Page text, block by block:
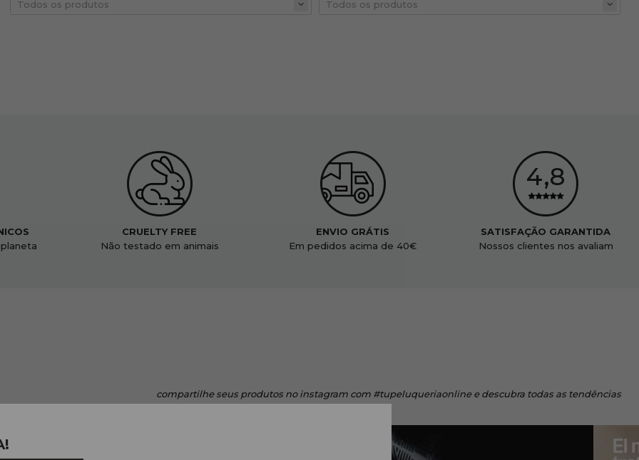
CRUELTY FREE
Não testado em animais
ENVIO GRÁTIS
Em pedidos acima de 40€
SATISFAÇÃO GARANTIDA
Nossos clientes nos avaliam
compartilheseus produtos no instagramcom #tupeluqueriaonline e descubra todas as tendências